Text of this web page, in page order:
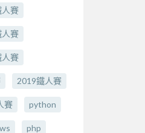
賽
賽
賽
2019鐵人賽
賽 python
php